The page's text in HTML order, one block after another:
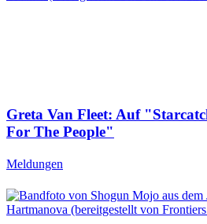
Greta Van Fleet: Auf
For The People"
Meldungen